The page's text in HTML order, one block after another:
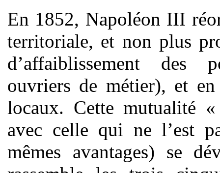
En 1852, Napoléon III
territoriale, et non plus
d’affaiblissement des
ouvriers de métier), et
locaux. Cette mutualité
avec celle qui ne l’est
mêmes avantages) se